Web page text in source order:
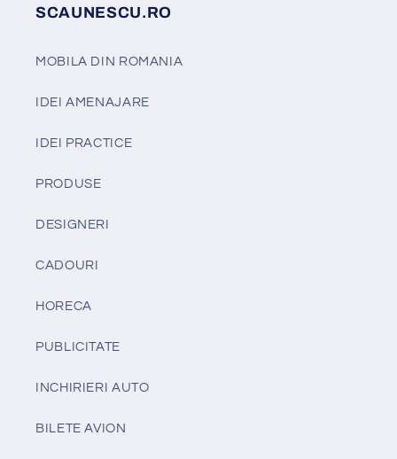
SCAUNESCU.RO
MOBILA DIN ROMANIA
IDEI AMENAJARE
IDEI PRACTICE
PRODUSE
DESIGNERI
CADOURI
HORECA
PUBLICITATE
INCHIRIERI AUTO
BILETE AVION